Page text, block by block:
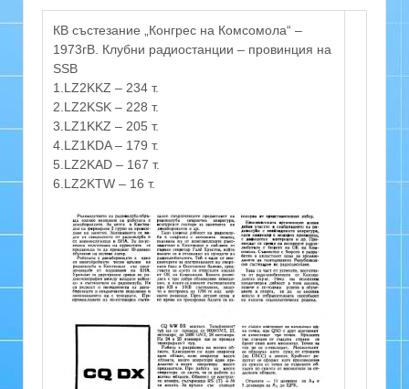
КВ състезание „Конгрес на Комсомола“ –
1973гВ. Клубни радиостанции – провинция на
SSB
1.LZ2KKZ – 234 т.
2.LZ2KSK – 228 т.
3.LZ1KKZ – 205 т.
4.LZ1KDA – 179 т.
5.LZ2KAD – 167 т.
6.LZ2KTW – 16 т.